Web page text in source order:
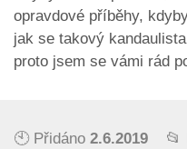
opravdové příběhy,
jak se takový
proto jsem se vámi rád
🕙 Přidáno 2.6.2019 📂